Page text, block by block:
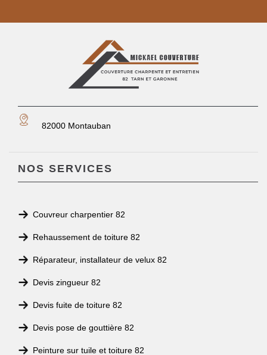
82000 Montauban
NOS SERVICES
Couvreur charpentier 82
Rehaussement de toiture 82
Réparateur, installateur de velux 82
Devis zingueur 82
Devis fuite de toiture 82
Devis pose de gouttière 82
Peinture sur tuile et toiture 82